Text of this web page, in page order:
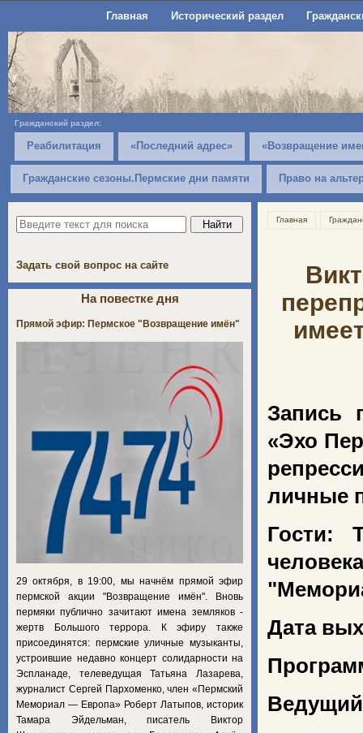
Главная Исторический раздел
Гражданский раздел:
Реабилитация «Последний адрес» «Возвращение
Гражданские сезоны.Пермские дни памяти Право на
Главная
Запись
«Эхо
личные
Гости:
Дата
Задать свой вопрос на сайте
На повестке дня
Прямой эфир: Пермское "Возвращение имён"
29 октября, в 19:00, мы начнём прямой эфир
пермской акции "Возвращение имён". Вновь
пермяки публично зачитают имена земляков -
жертв Большого террора. К эфиру также
присоединятся: пермские уличные музыканты,
устроившие недавно концерт солидарности на
Эспланаде, телеведущая Татьяна Лазарева,
журналист Сергей Пархоменко, член «Пермский
Мемориал — Европа» Роберт Латыпов, историк
Тамара Эйдельман, писатель Виктор